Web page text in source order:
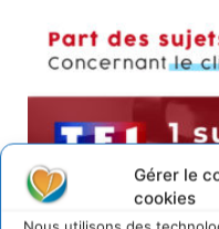
Gérer le
cookies